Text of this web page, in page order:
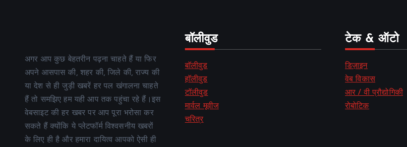
अगर आप कुछ बेहतरीन पढ़ना चाहते हैं या फिर
अपने आसपास की, शहर की, जिले की, राज्य की
या देश से ही जुड़ी खबरें हर पल खंगालना चाहते
हैं तो समझिए हम यही आप तक पहुंचा रहे हैं।इस
वेबसाइट की हर खबर पर आप पूरा भरोसा कर
सकते हैं क्योंकि ये प्लेटफॉर्म विश्वसनीय खबरों
के लिए ही है और हमारा दायित्व आपको ऐसी ही
बॉलीवुड
बॉलीवुड
हॉलीवुड
टॉलीवुड
मार्वल मूवीज
चरित्र
टेक & ऑटो
डिज़ाइन
वेब विकास
आर / वी प्रौद्योगिकी
रोबोटिक